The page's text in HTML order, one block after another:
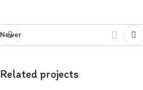
Newer
Related projects